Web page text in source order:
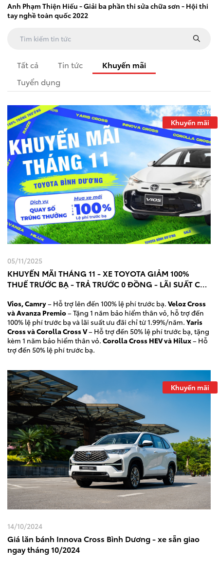
Anh Phạm Thiện Hiếu - Giải ba phần thi sửa chữa sơn - Hội thi
tay nghề toàn quốc 2022
Tất cả Tin tức
Khuyến mãi
Tuyển dụng
Khuyến mãi
05/11/2025
KHUYẾN MÃI THÁNG 11 - XE TOYOTA GIẢM 100%
THUẾ TRƯỚC BẠ - TRẢ TRƯỚC 0 ĐỒNG - LÃI SUẤT CHỈ
Vios, Camry– Hỗ trợ lên đến 100% lệ phí trước bạ. Veloz Cross
và Avanza Premio– Tặng 1 năm bảo hiểm thân vỏ, hỗ trợ đến
100% lệ phí trước bạ và lãi suất ưu đãi chỉ từ 1.99%/năm. Yaris
Cross và Corolla Cross V– Hỗ trợ đến 50% lệ phí trước bạ, tặng
kèm 1 năm bảo hiểm thân vỏ. Corolla Cross HEV và Hilux– Hỗ
trợ đến 50% lệ phí trước bạ.
Khuyến mãi
14/10/2024
Giá lăn bánh Innova Cross Bình Dương - xe sẵn giao
ngay tháng 10/2024